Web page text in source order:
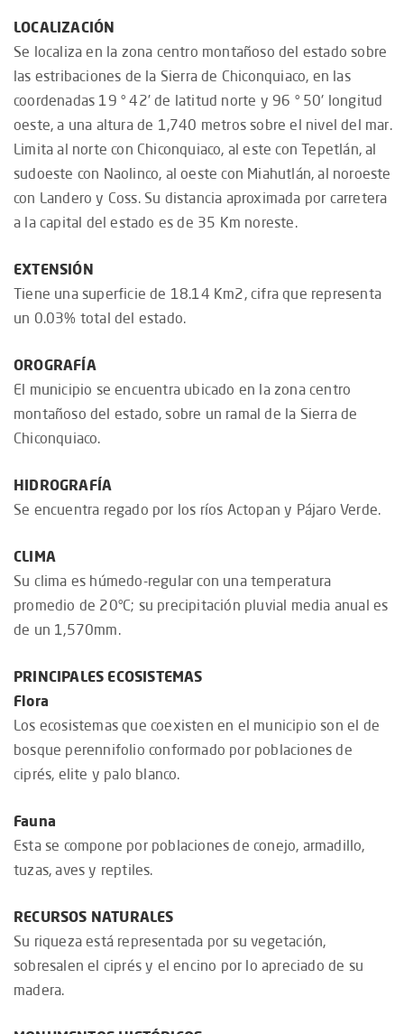
LOCALIZACIÓN
Se localiza en la zona centro montañoso del estado sobre
las estribaciones de la Sierra de Chiconquiaco, en las
coordenadas 19 ° 42’ de latitud norte y 96 ° 50' longitud
oeste, a una altura de 1,740 metros sobre el nivel del mar.
Limita al norte con Chiconquiaco, al este con Tepetlán, al
sudoeste con Naolinco, al oeste con Miahutlán, al noroeste
con Landero y Coss. Su distancia aproximada por carretera
a la capital del estado es de 35 Km noreste.
EXTENSIÓN
Tiene una superficie de 18.14 Km2, cifra que representa
un 0.03% total del estado.
OROGRAFÍA
El municipio se encuentra ubicado en la zona centro
montañoso del estado, sobre un ramal de la Sierra de
Chiconquiaco.
HIDROGRAFÍA
Se encuentra regado por los ríos Actopan y Pájaro Verde.
CLIMA
Su clima es húmedo-regular con una temperatura
promedio de 20°C; su precipitación pluvial media anual es
de un 1,570mm.
PRINCIPALES ECOSISTEMAS
Flora
Los ecosistemas que coexisten en el municipio son el de
bosque perennifolio conformado por poblaciones de
ciprés, elite y palo blanco.
Fauna
Esta se compone por poblaciones de conejo, armadillo,
tuzas, aves y reptiles.
RECURSOS NATURALES
Su riqueza está representada por su vegetación,
sobresalen el ciprés y el encino por lo apreciado de su
madera.